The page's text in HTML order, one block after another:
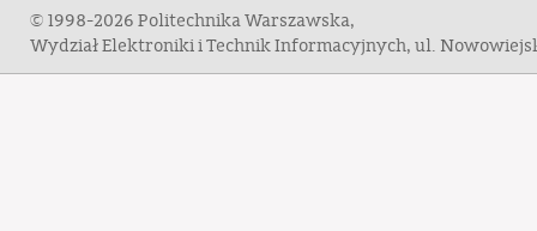
© 1998-2026 Politechnika Warszawska,
Wydział Elektroniki i Technik Informacyjnych, ul.